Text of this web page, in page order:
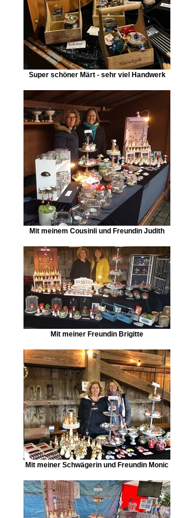
Super schöner Märt - sehr viel Handwerk
Mit meinem Cousinli und Freundin Judith
Mit meiner Freundin Brigitte
Mit meiner Schwägerin und Freundin Monic